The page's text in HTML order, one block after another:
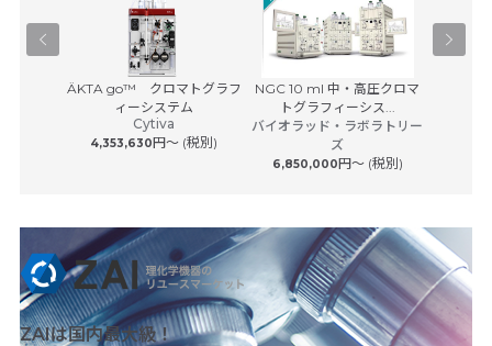
ÄKTA go™ クロマトグラフ
ィーシステム
Cytiva
4,353,630円〜 (税別)
NGC 10 ml 中・高圧クロマ
トグラフィーシス...
バイオラッド・ラボラトリー
ズ
6,850,000円〜 (税別)
ZAIは国内最大級！